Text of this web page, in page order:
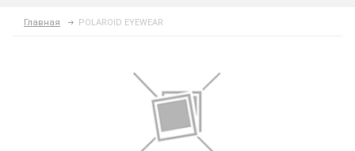
Главная POLAROID EYEWEAR